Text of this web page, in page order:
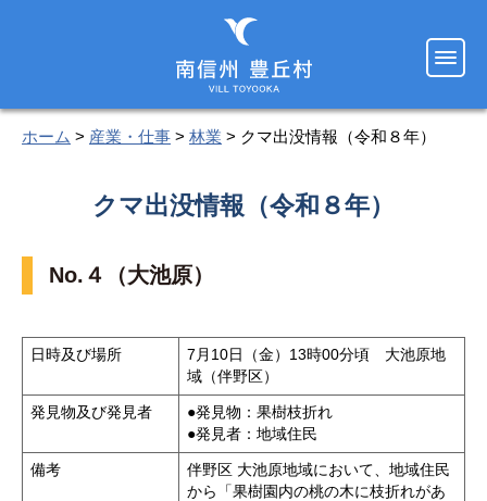
ホーム > 産業・仕事 > 林業 > クマ出没情報（令和８年）
クマ出没情報（令和８年）
No.４（大池原）
日時及び場所
7月10日（金）13時00分頃 大池原地
域（伴野区）
発見物及び発見者
●発見物：果樹枝折れ
●発見者：地域住民
備考
伴野区 大池原地域において、地域住民
から「果樹園内の桃の木に枝折れがあ